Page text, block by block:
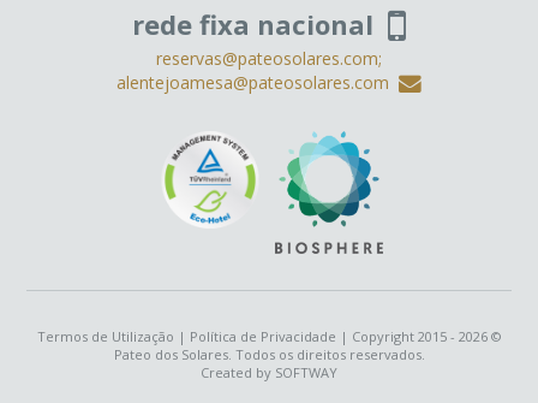
rede fixa nacional
reservas@pateosolares.com;
alentejoamesa@pateosolares.com
Termos de Utilização | Política de Privacidade | Copyright 2015 - 2026 ©
Pateo dos Solares. Todos os direitos reservados.
Created by SOFTWAY